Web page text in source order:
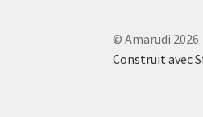
© Amarudi 2026
Construit avec